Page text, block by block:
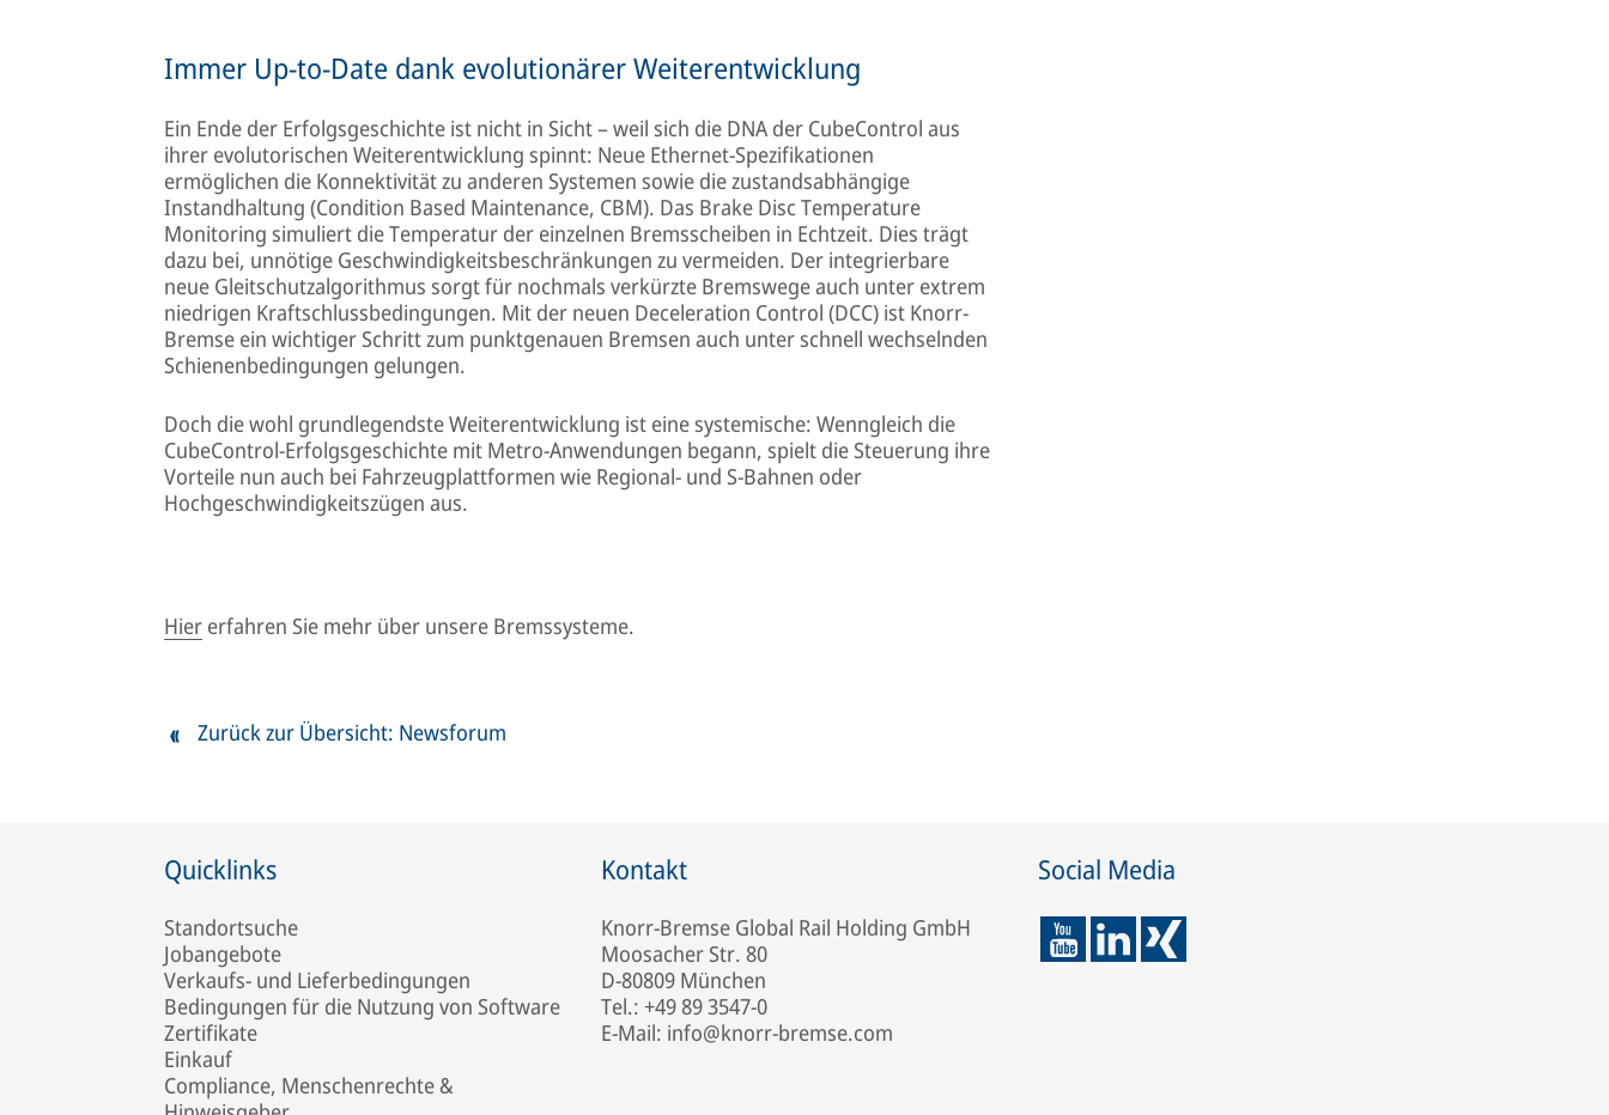
Immer Up-to-Date dank evolutionärer Weiterentwicklung
Ein Ende der Erfolgsgeschichte ist nicht in Sicht – weil sich die DNA der CubeControl aus
ihrer evolutorischen Weiterentwicklung spinnt: Neue Ethernet-Spezifikationen
ermöglichen die Konnektivität zu anderen Systemen sowie die zustandsabhängige
Instandhaltung (Condition Based Maintenance, CBM). Das Brake Disc Temperature
Monitoring simuliert die Temperatur der einzelnen Bremsscheiben in Echtzeit. Dies trägt
dazu bei, unnötige Geschwindigkeitsbeschränkungen zu vermeiden. Der integrierbare
neue Gleitschutzalgorithmus sorgt für nochmals verkürzte Bremswege auch unter extrem
niedrigen Kraftschlussbedingungen. Mit der neuen Deceleration Control (DCC) ist Knorr-
Bremse ein wichtiger Schritt zum punktgenauen Bremsen auch unter schnell wechselnden
Schienenbedingungen gelungen.
Doch die wohl grundlegendste Weiterentwicklung ist eine systemische: Wenngleich die
CubeControl-Erfolgsgeschichte mit Metro-Anwendungen begann, spielt die Steuerung ihre
Vorteile nun auch bei Fahrzeugplattformen wie Regional- und S-Bahnen oder
Hochgeschwindigkeitszügen aus.
Hier erfahren Sie mehr über unsere Bremssysteme.
Zurück zur Übersicht: Newsforum
Quicklinks
Standortsuche
Jobangebote
Verkaufs- und Lieferbedingungen
Bedingungen für die Nutzung von Software
Zertifikate
Einkauf
Compliance, Menschenrechte &
Kontakt
Knorr-Bremse Global Rail Holding GmbH
Moosacher Str. 80
D-80809 München
Tel.: +49 89 3547-0
E-Mail: info@knorr-bremse.com
Social Media